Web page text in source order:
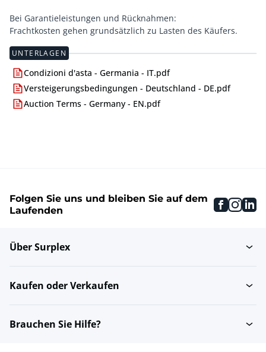
Bei Garantieleistungen und Rücknahmen:
Frachtkosten gehen grundsätzlich zu Lasten des Käufers.
UNTERLAGEN
Condizioni d'asta - Germania - IT.pdf
Versteigerungsbedingungen - Deutschland - DE.pdf
Auction Terms - Germany - EN.pdf
Folgen Sie uns und bleiben Sie auf dem
Laufenden
Über Surplex
Kaufen oder Verkaufen
Brauchen Sie Hilfe?